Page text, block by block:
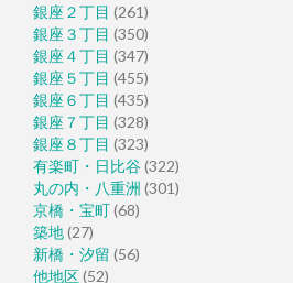
銀座２丁目 (261)
銀座３丁目 (350)
銀座４丁目 (347)
銀座５丁目 (455)
銀座６丁目 (435)
銀座７丁目 (328)
銀座８丁目 (323)
有楽町・日比谷(322)
丸の内・八重洲 (301)
京橋・宝町(68)
築地(27)
新橋・汐留 (56)
他地区(52)